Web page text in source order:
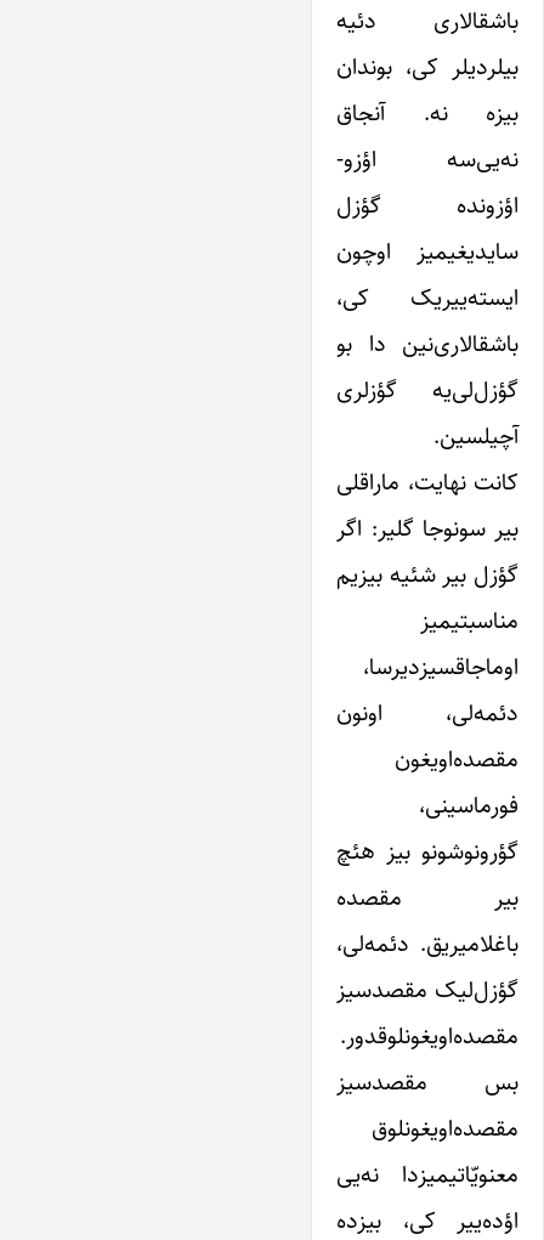
باشقالاری دئیه
بیلردیلر کی، بوندان
بیزه نه. آنجاق
نه‌یی‌سه اؤزو-
اؤزونده گؤزل
سایدیغیمیز اوچون
ایسته‌ییریک کی،
باشقالاری‌نین دا بو
گؤزل‌لی‌یه گؤزلری
آچیلسین.
کانت نهایت، ماراقلی
بیر سونوجا گلیر: اگر
گؤزل بیر شئیه بیزیم
مناسبتیمیز
اوماجاقسیزدیرسا،
دئمه‌لی، اونون
مقصده‌اویغون
فورماسینی،
گؤرونوشونو بیز هئچ
بیر مقصده
باغلامیریق. دئمه‌لی،
گؤزل‌لیک مقصدسیز
مقصده‌اویغونلوقدور.
بس مقصدسیز
مقصده‌اویغونلوق
معنویّاتیمیزدا نه‌یی
اؤده‌ییر کی، بیزده